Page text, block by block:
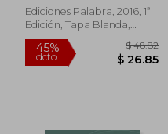
dcto. $ 35.53
Ediciones Palabra, 2016, 1ª
Edición, Tapa Blanda,
Nuevo